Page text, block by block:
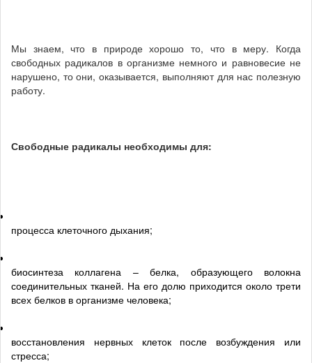
Мы знаем, что в природе хорошо то, что в меру. Когда
свободных радикалов в организме немного и равновесие не
нарушено, то они, оказывается, выполняют для нас полезную
работу.
Свободные радикалы необходимы для:
процесса клеточного дыхания;
биосинтеза коллагена – белка, образующего волокна
соединительных тканей. На его долю приходится около трети
всех белков в организме человека;
восстановления нервных клеток после возбуждения или
стресса;